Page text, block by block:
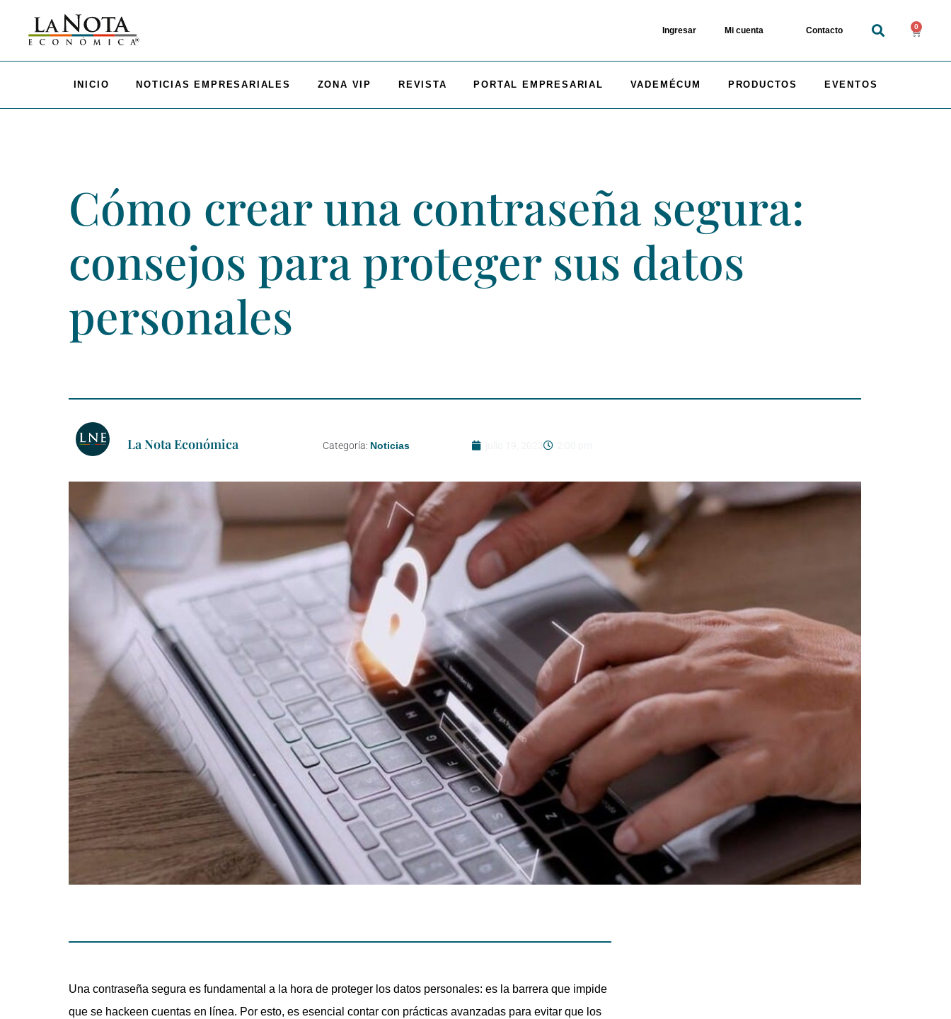
Ingresar Mi cuenta Contacto 0
INICIO NOTICIAS EMPRESARIALES ZONA VIP REVISTA PORTAL EMPRESARIAL VADEMÉCUM PRODUCTOS EVENTOS
Cómo crear una contraseña segura:
consejos para proteger sus datos
personales
La Nota Económica Categoría: Noticias
Una contraseña segura es fundamental a la hora de proteger los datos personales: es la barrera que impide
que se hackeen cuentas en línea. Por esto, es esencial contar con prácticas avanzadas para evitar que los